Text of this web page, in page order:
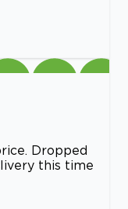
Dropped
this time